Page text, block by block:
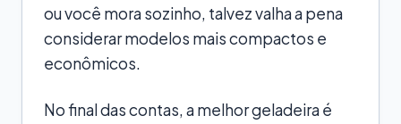
ou você mora sozinho, talvez valha a pena
considerar modelos mais compactos e
econômicos.
No final das contas, a melhor geladeira é